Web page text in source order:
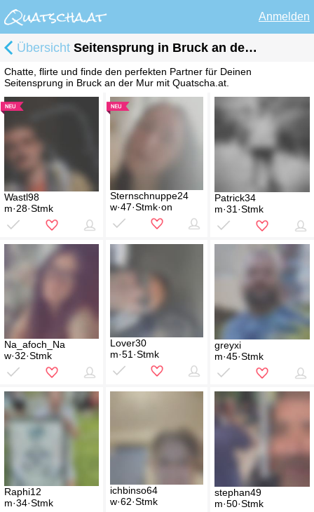
Anmelden
Übersicht Seitensprung in Bruck an der Mur
Chatte, flirte und finde den perfekten Partner für Deinen
Seitensprung in Bruck an der Mur mit Quatscha.at.
Wastl98
m·28·Stmk
Sternschnuppe24
w·47·Stmk·on
Patrick34
m·31·Stmk
Na_afoch_Na
w·32·Stmk
Lover30
m·51·Stmk
greyxi
m·45·Stmk
Raphi12
m·34·Stmk
ichbinso64
w·62·Stmk
stephan49
m·50·Stmk